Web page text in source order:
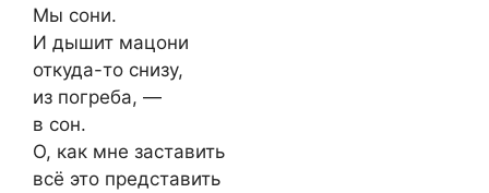
Мы сони.
И дышит мацони
откуда-то снизу,
из погреба, —
в сон.
О, как мне заставить
всё это представить